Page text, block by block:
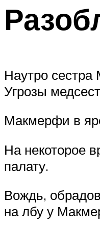
Наутро сестра
Угрозы
Макмерфи в
На некоторое
палату.
Вождь,
на лбу у